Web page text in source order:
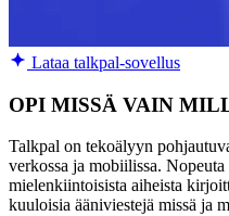
Lataa talkpal-sovellus
OPI MISSÄ VAIN
Talkpal on tekoälyyn
verkossa ja mobiilissa.
mielenkiintoisista aiheista
kuuloisia ääniviestejä missä ja